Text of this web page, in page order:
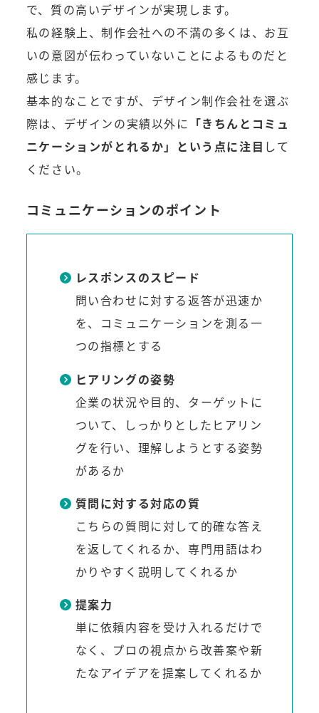
で、質の高いデザインが実現します。
私の経験上、制作会社への不満の多くは、お互
いの意図が伝わっていないことによるものだと
感じます。
基本的なことですが、デザイン制作会社を選ぶ
際は、デザインの実績以外に 「きちんとコミュ
ニケーションがとれるか」という点に注目 して
ください。
コミュニケーションのポイント
レスポンスのスピード
問い合わせに対する返答が迅速か
を、コミュニケーションを測る一
つの指標とする
ヒアリングの姿勢
企業の状況や目的、ターゲットに
ついて、しっかりとしたヒアリン
グを行い、理解しようとする姿勢
があるか
質問に対する対応の質
こちらの質問に対して的確な答え
を返してくれるか、専門用語はわ
かりやすく説明してくれるか
提案力
単に依頼内容を受け入れるだけで
なく、プロの視点から改善案や新
たなアイデアを提案してくれるか